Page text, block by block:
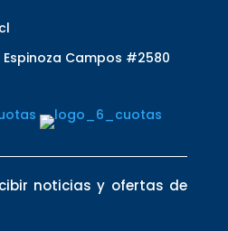
Campos #2580
noticias y ofertas de